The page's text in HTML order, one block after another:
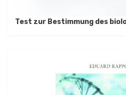
Test zur Bestimmung des